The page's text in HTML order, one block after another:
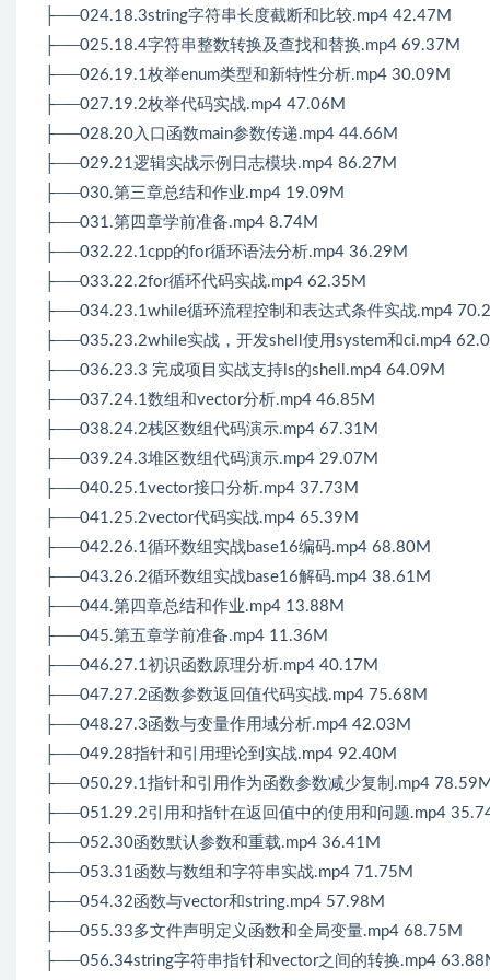
├──024.18.3string字符串长度截断和比较.mp4 42.47M
├──025.18.4字符串整数转换及查找和替换.mp4 69.37M
├──026.19.1枚举enum类型和新特性分析.mp4 30.09M
├──027.19.2枚举代码实战.mp4 47.06M
├──028.20入口函数main参数传递.mp4 44.66M
├──029.21逻辑实战示例日志模块.mp4 86.27M
├──030.第三章总结和作业.mp4 19.09M
├──031.第四章学前准备.mp4 8.74M
├──032.22.1cpp的for循环语法分析.mp4 36.29M
├──033.22.2for循环代码实战.mp4 62.35M
├──034.23.1while循环流程控制和表达式条件实战.mp4
├──035.23.2while实战，开发shell使用system和ci.mp4
├──036.23.3 完成项目实战支持ls的shell.mp4 64.09M
├──037.24.1数组和vector分析.mp4 46.85M
├──038.24.2栈区数组代码演示.mp4 67.31M
├──039.24.3堆区数组代码演示.mp4 29.07M
├──040.25.1vector接口分析.mp4 37.73M
├──041.25.2vector代码实战.mp4 65.39M
├──042.26.1循环数组实战base16编码.mp4 68.80M
├──043.26.2循环数组实战base16解码.mp4 38.61M
├──044.第四章总结和作业.mp4 13.88M
├──045.第五章学前准备.mp4 11.36M
├──046.27.1初识函数原理分析.mp4 40.17M
├──047.27.2函数参数返回值代码实战.mp4 75.68M
├──048.27.3函数与变量作用域分析.mp4 42.03M
├──049.28指针和引用理论到实战.mp4 92.40M
├──050.29.1指针和引用作为函数参数减少复制.mp4 78.59M
├──051.29.2引用和指针在返回值中的使用和问题.mp4
├──052.30函数默认参数和重载.mp4 36.41M
├──053.31函数与数组和字符串实战.mp4 71.75M
├──054.32函数与vector和string.mp4 57.98M
├──055.33多文件声明定义函数和全局变量.mp4 68.75M
├──056.34string字符串指针和vector之间的转换.mp4